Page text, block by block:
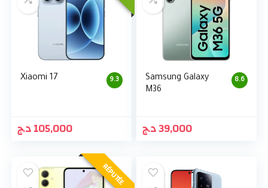
9.3
Xiaomi 17
105,000د.ج
8.6
Samsung Galaxy
M36
39,000د.ج
RÉPUTÉE